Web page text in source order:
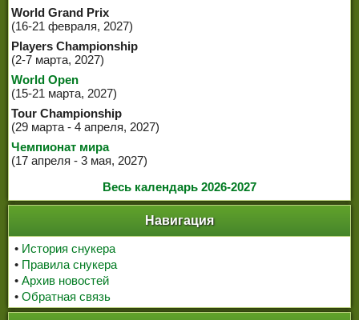
World Grand Prix
(16-21 февраля, 2027)
Players Championship
(2-7 марта, 2027)
World Open
(15-21 марта, 2027)
Tour Championship
(29 марта - 4 апреля, 2027)
Чемпионат мира
(17 апреля - 3 мая, 2027)
Весь календарь 2026-2027
Навигация
• История снукера
• Правила снукера
• Архив новостей
• Обратная связь